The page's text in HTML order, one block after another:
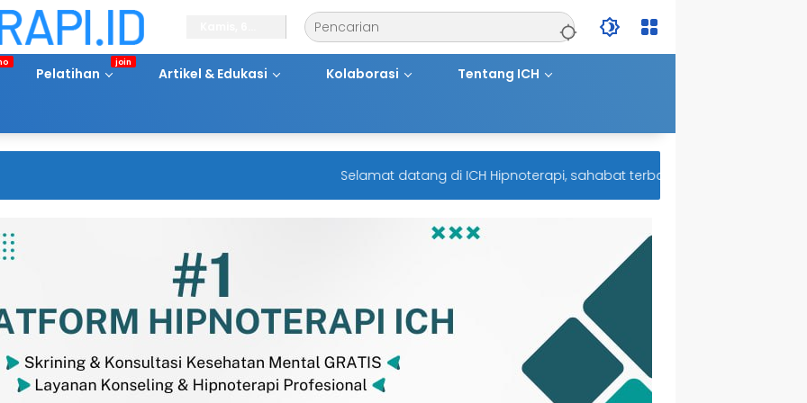
Pelatihan Artikel & Edukasi Kolaborasi Tentang ICH
Selamat datang di ICH Hipnoterapi, sahabat terbaik untuk kesehatan